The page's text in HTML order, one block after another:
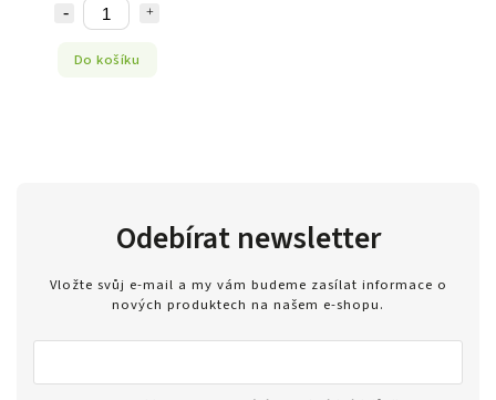
Do košíku
Odebírat newsletter
Vložte svůj e-mail a my vám budeme zasílat informace o
nových produktech na našem e-shopu.